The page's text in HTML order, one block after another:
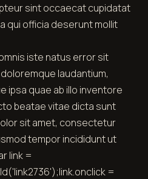
sint occaecat cupidatat
qui officia deserunt mollit
iste natus error sit
laudantium,
ipsa quae ab illo inventore
beatae vitae dicta sunt
sit amet, consectetur
tempor incididunt ut
link =
=